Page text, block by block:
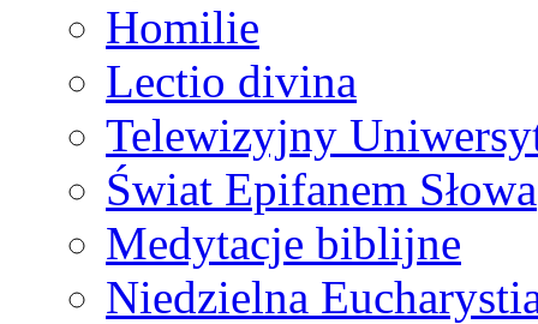
Homilie
Lectio divina
Telewizyjny
Świat Epifanem Słowa
Medytacje biblijne
Niedzielna